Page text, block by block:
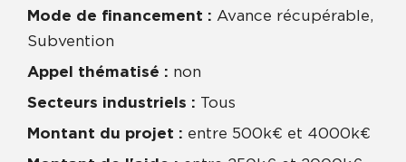
Mode de financement : Avance récupérable,
Subvention
Appel thématisé : non
Secteurs industriels : Tous
Montant du projet : entre 500k€ et 4000k€